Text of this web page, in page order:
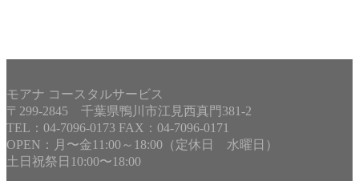
モアナ コースタルサービス
〒299-2845 千葉県鴨川市江見西真門381-2
TEL：04-7096-0173 FAX：04-7096-0171
OPEN：月〜金11:00～18:00（定休日 水曜日）
土日祝祭日10:00〜18:00